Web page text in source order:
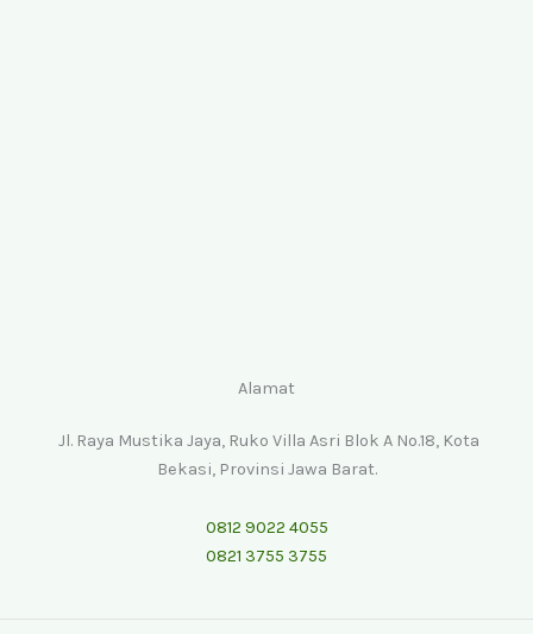
Alamat
Jl. Raya Mustika Jaya, Ruko Villa Asri Blok A No.18, Kota
Bekasi, Provinsi Jawa Barat.
0812 9022 4055
0821 3755 3755